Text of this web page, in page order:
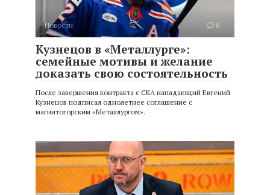
Новости 0
Кузнецов в «Металлурге»:
семейные мотивы и желание
доказать свою состоятельность
После завершения контракта с СКА нападающий Евгений
Кузнецов подписал однолетнее соглашение с
магнитогорским «Металлургом».